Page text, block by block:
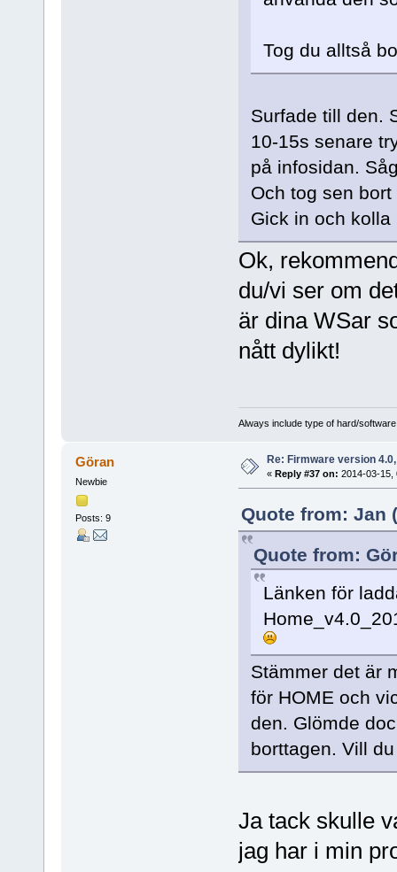
Tog du alltså
Surfade till den.
10-15s senare
på infosidan.
Och tog sen
Gick in och
Ok,
du/vi ser om
är dina WSar
nått dylikt!
Always include type of hard/
Göran
Newbie
Posts: 9
Re: Firmware version
« Reply #37 on: 2014-03-15,
Quote from: Jan
Quote from:
Länken för
Stämmer det är
för HOME och
den. Glömde
borttagen. Vill
Ja tack skulle
jag har i min